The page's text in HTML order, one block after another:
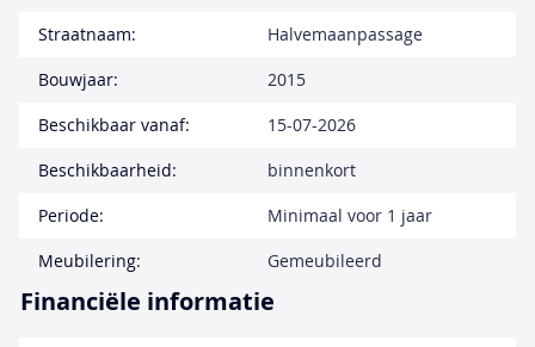
Straatnaam:
Halvemaanpassage
Bouwjaar:
2015
Beschikbaar vanaf:
15-07-2026
Beschikbaarheid:
binnenkort
Periode:
Minimaal voor 1 jaar
Meubilering:
Gemeubileerd
Financiële informatie